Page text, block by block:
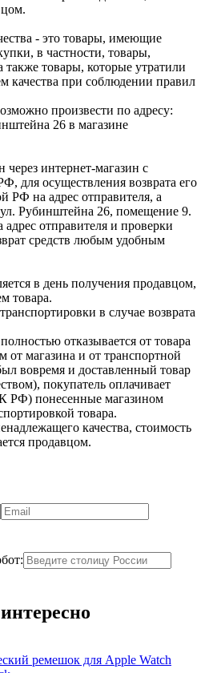
- это товары, имеющие
в частности, товары,
товары, которые утратили
качества при соблюдении правил
произвести по адресу:
26 в магазине
интернет-магазин с
для осуществления возврата его
РФ на адрес отправителя, а
Рубинштейна 26, помещение 9.
отправителя и проверки
средств любым удобным
в день получения продавцом,
товара.
в случае возврата
отказывается от товара
магазина и от транспортной
вовремя и доставленный товар
покупатель оплачивает
РФ) понесенные магазином
товара.
качества, стоимость
продавцом.